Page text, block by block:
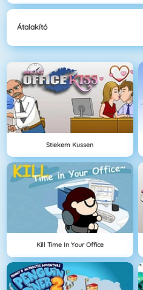
Átalakító
Stiekem Kussen
Kill Time In Your Office